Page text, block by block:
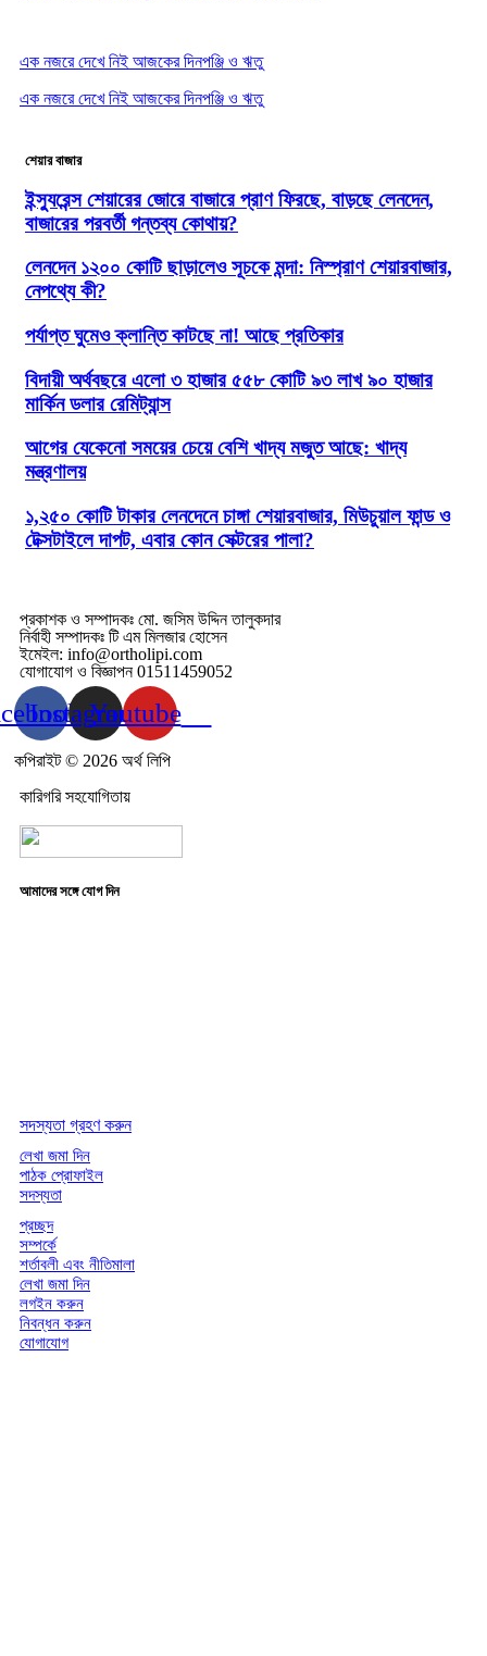
এক নজরে দেখে নিই আজকের দিনপঞ্জি ও ঋতু
এক নজরে দেখে নিই আজকের দিনপঞ্জি ও ঋতু
শেয়ার বাজার
ইন্স্যুরেন্স শেয়ারের জোরে বাজারে প্রাণ ফিরছে, বাড়ছে লেনদেন,
বাজারের পরবর্তী গন্তব্য কোথায়?
লেনদেন ১২০০ কোটি ছাড়ালেও সূচকে মন্দা: নিস্প্রাণ শেয়ারবাজার,
নেপথ্যে কী?
পর্যাপ্ত ঘুমেও ক্লান্তি কাটছে না! আছে প্রতিকার
বিদায়ী অর্থবছরে এলো ৩ হাজার ৫৫৮ কোটি ৯৩ লাখ ৯০ হাজার
মার্কিন ডলার রেমিট্যান্স
আগের যেকেনো সময়ের চেয়ে বেশি খাদ্য মজুত আছে: খাদ্য
মন্ত্রণালয়
১,২৫০ কোটি টাকার লেনদেনে চাঙ্গা শেয়ারবাজার, মিউচুয়াল ফান্ড ও
টেক্সটাইলে দাপট, এবার কোন সেক্টরের পালা?
প্রকাশক ও সম্পাদকঃ মো. জসিম উদ্দিন তালুকদার
নির্বাহী সম্পাদকঃ টি এম মিলজার হোসেন
ইমেইল: info@ortholipi.com
যোগাযোগ ও বিজ্ঞাপন 01511459052
Instagram
Youtube
কপিরাইট © 2026 অর্থ লিপি
কারিগরি সহযোগিতায়
আমাদের সঙ্গে যোগ দিন
সদস্যতা গ্রহণ করুন
লেখা জমা দিন
পাঠক প্রোফাইল
সদস্যতা
প্রচ্ছদ
সম্পর্কে
শর্তাবলী এবং নীতিমালা
লেখা জমা দিন
লগইন করুন
নিবন্ধন করুন
যোগাযোগ